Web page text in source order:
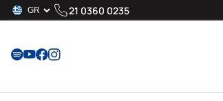
21 0360 0235